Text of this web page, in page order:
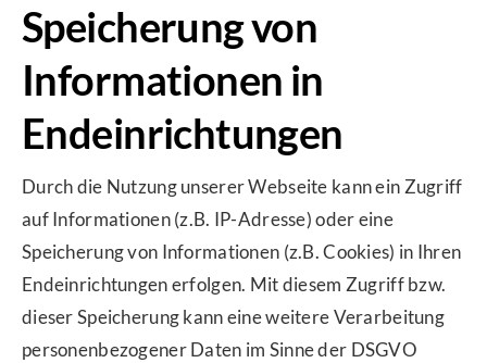
Speicherung von
Informationen in
Endeinrichtungen
Durch die Nutzung unserer Webseite kann ein Zugriff
auf Informationen (z.B. IP-Adresse) oder eine
Speicherung von Informationen (z.B. Cookies) in Ihren
Endeinrichtungen erfolgen. Mit diesem Zugriff bzw.
dieser Speicherung kann eine weitere Verarbeitung
personenbezogener Daten im Sinne der DSGVO